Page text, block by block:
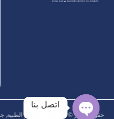
حقوق النشر © 2026‎ مراكز كيور الطبية, جميع الحقوق محفوظة.
اتصل بنا